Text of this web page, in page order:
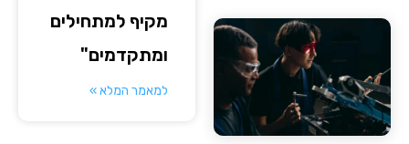
מקיף למתחילים
ומתקדמים"
למאמר המלא »